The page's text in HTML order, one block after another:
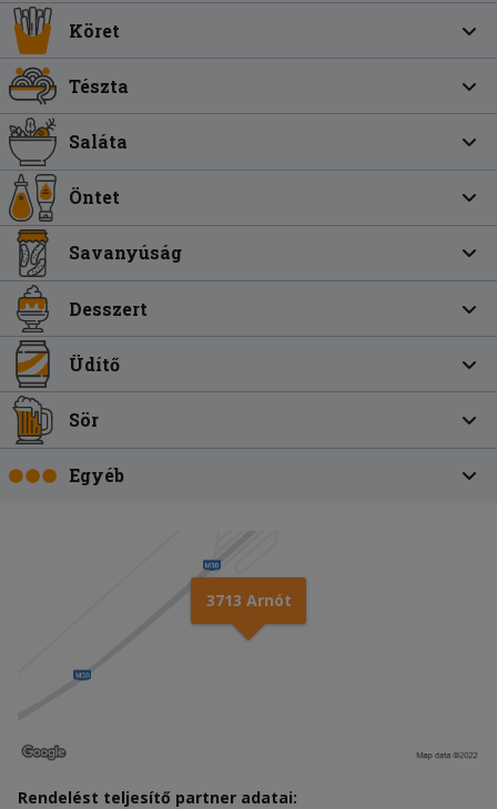
Köret
Tészta
Saláta
Öntet
Savanyúság
Desszert
Üdítő
Sör
Egyéb
3713 Arnót
Rendelést teljesítő partner adatai: